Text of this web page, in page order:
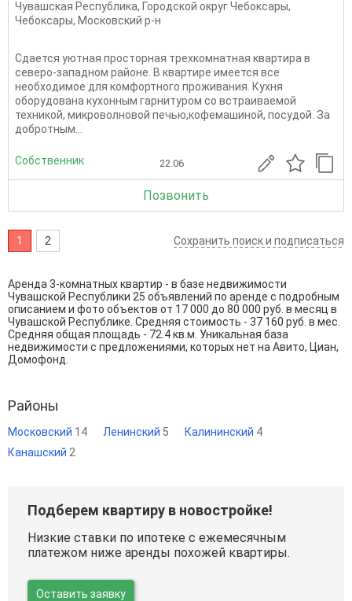
Чувашская Республика, Городской округ Чебоксары,
Чебоксары, Московский р-н
Сдается уютная просторная трехкомнатная квартира в
северо-западном районе. В квартире имеется все
необходимое для комфортного проживания. Кухня
оборудована кухонным гарнитуром со встраиваемой
техникой, микроволновой печью,кофемашиной, посудой. За
добротным...
Собственник 22.06
Позвонить
1 2 Сохранить поиск и подписаться
Аренда 3-комнатных квартир - в базе недвижимости
Чувашской Республики 25 объявлений по аренде с подробным
описанием и фото объектов от 17 000 до 80 000 руб. в месяц в
Чувашской Республике. Средняя стоимость - 37 160 руб. в мес.
Средняя общая площадь - 72.4 кв.м. Уникальная база
недвижимости с предложениями, которых нет на Авито, Циан,
Домофонд.
Районы
Московский 14 Ленинский 5 Калининский 4
Канашский 2
Подберем квартиру в новостройке!
Низкие ставки по ипотеке с ежемесячным
платежом ниже аренды похожей квартиры.
Оставить заявку